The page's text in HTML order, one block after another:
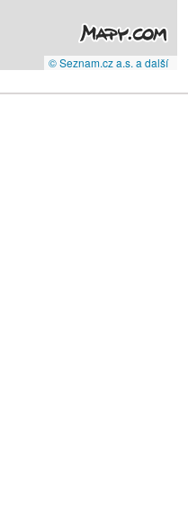
© Seznam.cz a.s. a další